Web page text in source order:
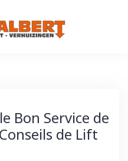
Bon Service de
de Lift